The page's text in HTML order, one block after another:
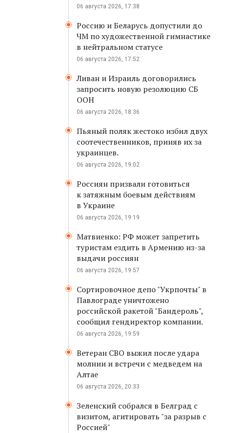
06 августа 2026, 17:38
Россию и Беларусь допустили до
ЧМ по художественной гимнастике
в нейтральном статусе
06 августа 2026, 17:52
Ливан и Израиль договорились
запросить новую резолюцию СБ
ООН
06 августа 2026, 18:36
Пьяный поляк жестоко избил двух
соотечественников, приняв их за
украинцев.
06 августа 2026, 19:02
Россиян призвали готовиться
к затяжным боевым действиям
в Украине
06 августа 2026, 19:19
Матвиенко: РФ может запретить
туристам ездить в Армению из-за
выдачи россиян
06 августа 2026, 19:57
Сортировочное депо "Укрпочты" в
Павлограде уничтожено
российской ракетой "Бандероль",
сообщил гендиректор компании.
06 августа 2026, 19:59
Ветеран СВО выжил после удара
молнии и встречи с медведем на
Алтае
06 августа 2026, 20:33
Зеленский собрался в Белград с
визитом, агитировать "за разрыв с
Россией"